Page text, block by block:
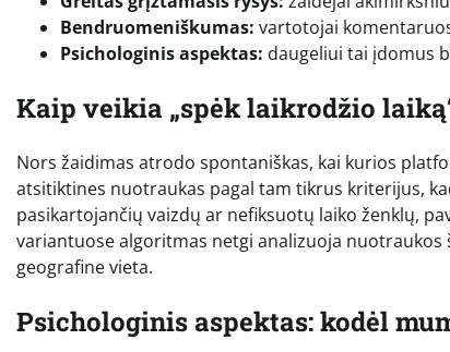
Bendruomeniškumas: vartotojai
Psichologinis aspektas: daugeliui tai įdomus
Kaip veikia „spėk laikrodžio
Nors žaidimas atrodo spontaniškas, kai kurios
atsitiktines nuotraukas pagal tam tikrus kriterijus,
pasikartojančių vaizdų ar nefiksuotų laiko ženklų,
variantuose algoritmas netgi analizuoja
geografine vieta.
Psichologinis aspektas: kodėl